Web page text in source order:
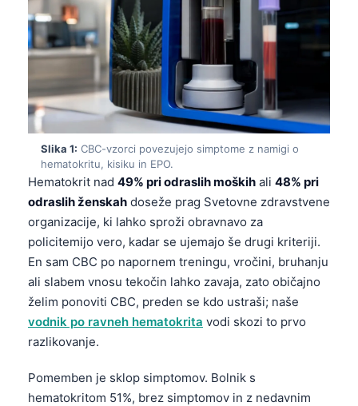
Slika 1: CBC-vzorci povezujejo simptome z namigi o
hematokritu, kisiku in EPO.
Hematokrit nad 49% pri odraslih moških ali 48% pri
odraslih ženskah doseže prag Svetovne zdravstvene
organizacije, ki lahko sproži obravnavo za
policitemijo vero, kadar se ujemajo še drugi kriteriji.
En sam CBC po napornem treningu, vročini, bruhanju
ali slabem vnosu tekočin lahko zavaja, zato običajno
želim ponoviti CBC, preden se kdo ustraši; naše
vodnik po ravneh hematokrita vodi skozi to prvo
razlikovanje.
Pomemben je sklop simptomov. Bolnik s
hematokritom 51%, brez simptomov in z nedavnim